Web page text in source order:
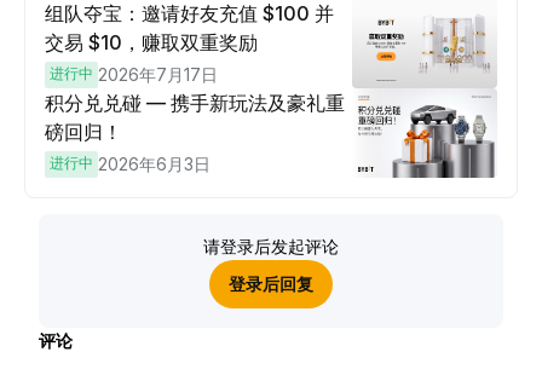
组队夺宝：邀请好友充值 $100 并
交易 $10，赚取双重奖励
进行中 2026年7月17日
积分兑兑碰 — 携手新玩法及豪礼重
磅回归！
进行中 2026年6月3日
请登录后发起评论
登录后回复
评论